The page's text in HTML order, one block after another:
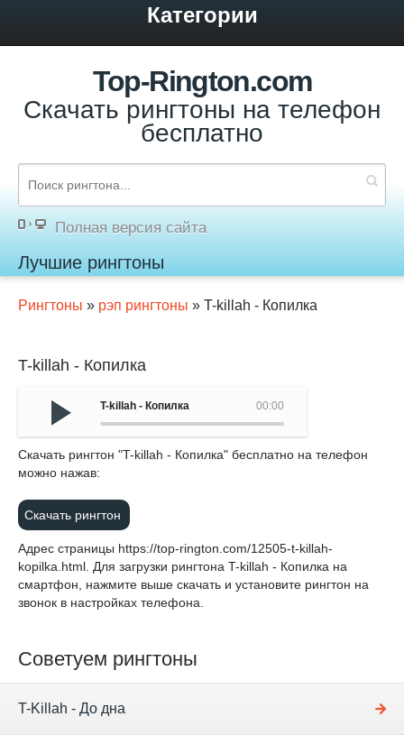
Категории
Top-Rington.com
Скачать рингтоны на телефон
бесплатно
Полная версия сайта
Лучшие рингтоны
Рингтоны » рэп рингтоны » T-killah - Копилка
T-killah - Копилка
00:00
T-killah - Копилка
Cкачать рингтон "T-killah - Копилка" бесплатно на телефон
можно нажав:
Скачать рингтон
Адрес страницы https://top-rington.com/12505-t-killah-
kopilka.html . Для загрузки рингтона T-killah - Копилка на
смартфон, нажмите выше скачать и установите рингтон на
звонок в настройках телефона.
Советуем рингтоны
T-Killah - До дна